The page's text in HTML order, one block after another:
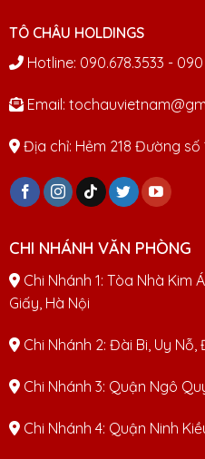
TÔ CHÂU HOLDINGS
Hotline: 090.678.3533 - 090
Email:
Địa chỉ: Hẻm 218 Đường số
CHI NHÁNH VĂN PHÒNG
Chi Nhánh 1: Tòa Nhà Kim
Giấy, Hà Nội
Chi Nhánh 2: Đài Bi, Uy Nỗ,
Chi Nhánh 3: Quận Ngô
Chi Nhánh 4: Quận Ninh